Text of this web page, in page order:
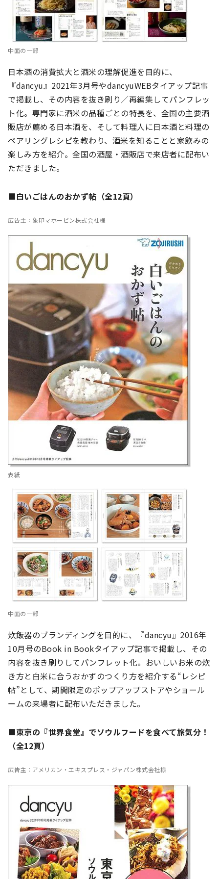
中面の一部
日本酒の消費拡大と酒米の理解促進を目的に、
『dancyu』2021年3月号やdancyuWEBタイアップ記事
で掲載し、その内容を抜き刷り／再編集してパンフレッ
ト化。専門家に酒米の品種ごとの特長を、全国の主要酒
販店が薦める日本酒を、そして料理人に日本酒と料理の
ペアリングレシピを教わり、酒米を知ることと家飲みの
楽しみ方を紹介。全国の酒屋・酒販店で来店者に配布い
ただきました。
■白いごはんのおかず帖（全12頁）
広告主：象印マホービン株式会社様
表紙
中面の一部
炊飯器のブランディングを目的に、『dancyu』2016年
10月号のBook in Bookタイアップ記事で掲載し、その
内容を抜き刷りしてパンフレット化。おいしいお米の炊
き方と白米に合うおかずのつくり方を紹介する“レシピ
帖”として、期間限定のポップアップストアやショール
ームの来場者に配布いただきました。
■東京の『世界食堂』でソウルフードを食べて旅気分！
（全12頁）
広告主：アメリカン・エキスプレス・ジャパン株式会社様